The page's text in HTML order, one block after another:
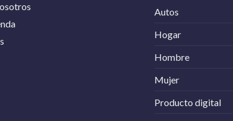
Autos
Hogar
Hombre
Mujer
Producto digital